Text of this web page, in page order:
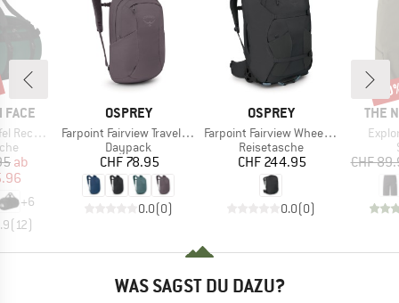
FACE
Medium
Preis
ab
+6
(12)
MARKE
OSPREY
Artikel
Farpoint Fairview Travel Daypack 15
Produktgruppe
Daypack
Preis
CHF 78.95
0.0(0)
MARKE
OSPREY
Artikel
Farpoint Fairview Wheels 36
Produktgruppe
Reisetasche
Preis
CHF 244.95
0.0(0)
THE
Artikel
CHF
WAS SAGST DU DAZU?